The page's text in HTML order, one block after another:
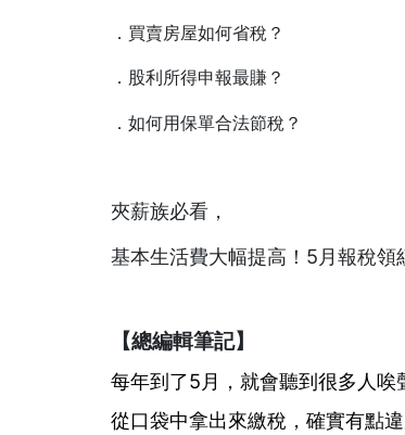
．買賣房屋如何省稅？
．股利所得申報最賺？
．如何用保單合法節稅？
夾薪族必看，
基本生活費大幅提高！5月報稅領
【總編輯筆記】
每年到了5月，就會聽到很多人
從口袋中拿出來繳稅，確實有點